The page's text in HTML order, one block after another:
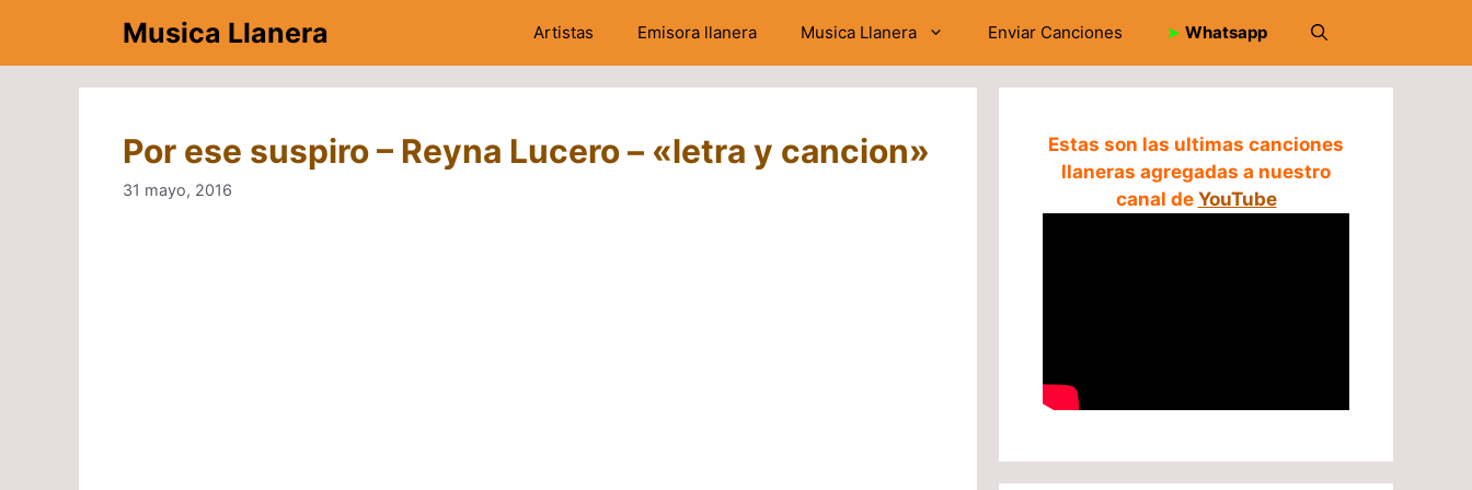
contenido
Musica Llanera Artistas Emisora llanera Musica Llanera Enviar Canciones ➤ Whatsapp
Por ese suspiro – Reyna Lucero – «letra y cancion»
31 mayo, 2016
Estas son las ultimas canciones
llaneras agregadas a nuestro
canal de YouTube